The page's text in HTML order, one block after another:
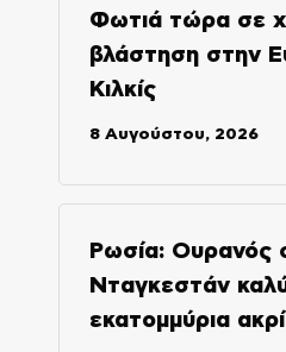
Φωτιά τώρα σε
βλάστηση στην
Κιλκίς
8 Αυγούστου, 2026
Ρωσία: Ουρανός
Νταγκεστάν
εκατομμύρια